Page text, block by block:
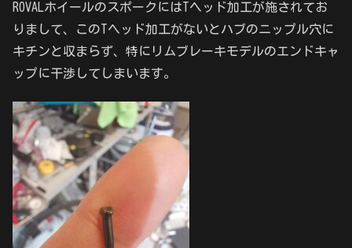
ROVALホイールのスポークにはTヘッド加工が施されてお
りまして、このTヘッド加工がないとハブのニップル穴に
キチンと収まらず、特にリムブレーキモデルのエンドキャ
ップに干渉してしまいます。